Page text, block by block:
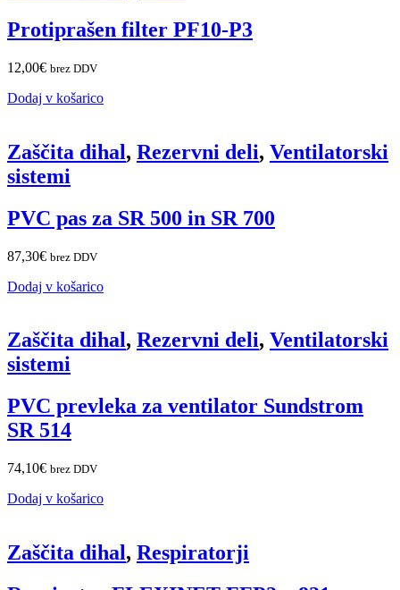
Protiprašen filter PF10-P3
12,00€ brez DDV
Dodaj v košarico
Zaščita dihal, Rezervni deli, Ventilatorski
sistemi
PVC pas za SR 500 in SR 700
87,30€ brez DDV
Dodaj v košarico
Zaščita dihal, Rezervni deli, Ventilatorski
sistemi
PVC prevleka za ventilator Sundstrom
SR 514
74,10€ brez DDV
Dodaj v košarico
Zaščita dihal , Respiratorji